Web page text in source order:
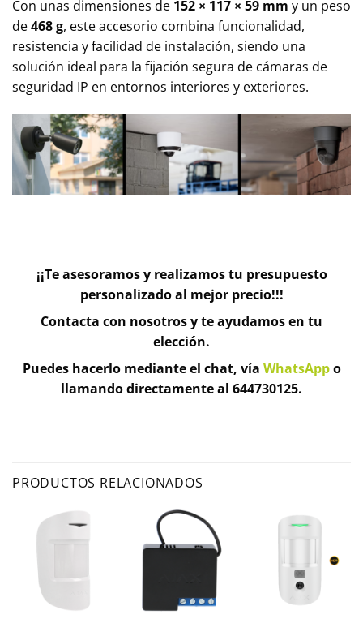
Con unas dimensiones de 152 × 117 × 59 mm y un peso
de468 g, este accesorio combina funcionalidad,
resistencia y facilidad de instalación, siendo una
solución ideal para la fijación segura de cámaras de
seguridad IP en entornos interiores y exteriores.
¡¡Te asesoramos y realizamos tu presupuesto
personalizado al mejor precio!!!
Contacta con nosotros y te ayudamos en tu
elección.
Puedes hacerlo mediante el chat, vía WhatsAppo
llamando directamente al 644730125.
PRODUCTOS RELACIONADOS